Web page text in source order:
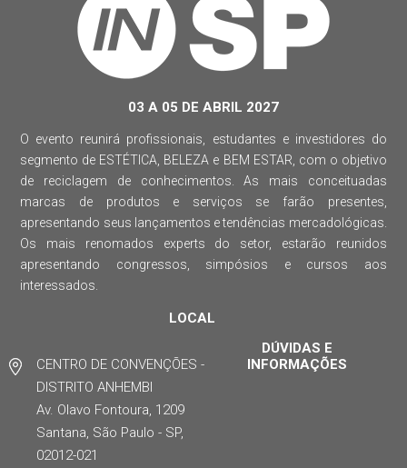
03 A 05 DE ABRIL 2027
O evento reunirá profissionais, estudantes e investidores do
segmento de ESTÉTICA, BELEZA e BEM ESTAR, com o objetivo
de reciclagem de conhecimentos. As mais conceituadas
marcas de produtos e serviços se farão presentes,
apresentando seus lançamentos e tendências mercadológicas.
Os mais renomados experts do setor, estarão reunidos
apresentando congressos, simpósios e cursos aos
interessados.
LOCAL
CENTRO DE CONVENÇÕES -
DISTRITO ANHEMBI
Av. Olavo Fontoura, 1209
Santana, São Paulo - SP,
02012-021
DÚVIDAS E
INFORMAÇÕES